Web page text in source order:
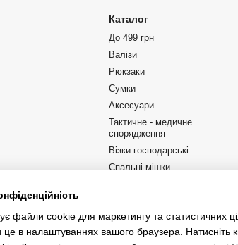
Каталог
До 499 грн
Валізи
Рюкзаки
Сумки
Аксесуари
Тактичне - медичне
спорядження
Візки господарські
Спальні мішки
Бренди
файли cookie для маркетингу та статистичних
це в налаштуваннях вашого браузера. Натисніть